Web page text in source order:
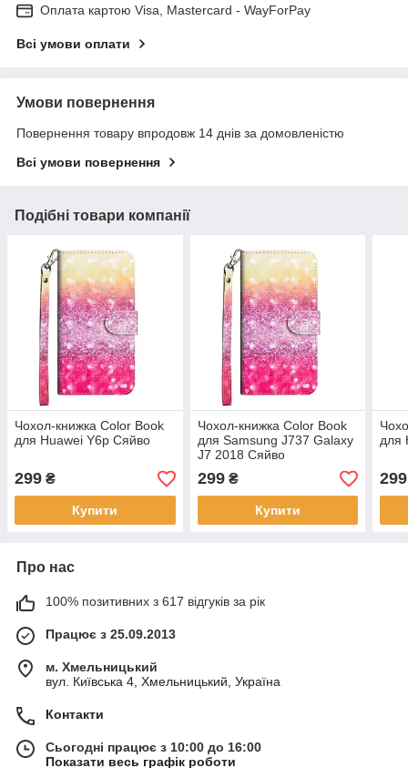
Оплата картою Visa, Mastercard - WayForPay
Всі умови оплати
Умови повернення
Повернення товару впродовж 14 днів за домовленістю
Всі умови повернення
Подібні товари компанії
Чохол-книжка Color Book
для Huawei Y6p Сяйво
299 ₴
Купити
Чохол-книжка Color Book
для Samsung J737 Galaxy
J7 2018 Сяйво
299₴
Купити
для
299
Про нас
100% позитивних з 617 відгуків за рік
Працює з 25.09.2013
м. Хмельницький
вул. Київська 4, Хмельницький, Україна
Контакти
Сьогодні працює з 10:00 до 16:00
Показати весь графік роботи